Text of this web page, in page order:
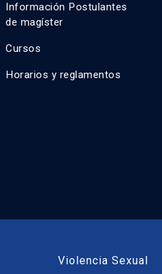
Información Postulantes
de magíster
Cursos
Horarios y reglamentos
Violencia Sexual